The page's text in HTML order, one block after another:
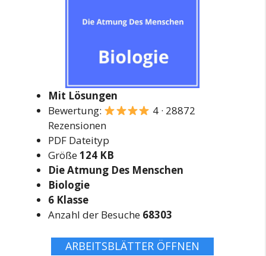
Mit Lösungen
Bewertung:
4 · 28872
Rezensionen
PDF Dateityp
Größe124 KB
Die Atmung Des Menschen
Biologie
6 Klasse
Anzahl der Besuche 68303
ARBEITSBLÄTTER ÖFFNEN